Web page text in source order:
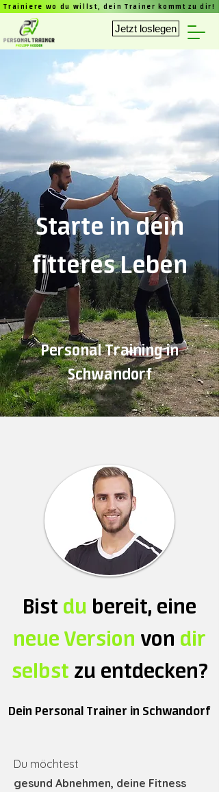
Trainiere wo du willst, dein Trainer kommt zu dir!
Jetzt loslegen
Starte in dein
fitteres Leben
Personal Training in
Schwandorf
Bist du bereit, eine
neue Version von dir
selbst zu entdecken?
Dein Personal Trainer in Schwandorf
Du möchtest
gesund Abnehmen, deine Fitness